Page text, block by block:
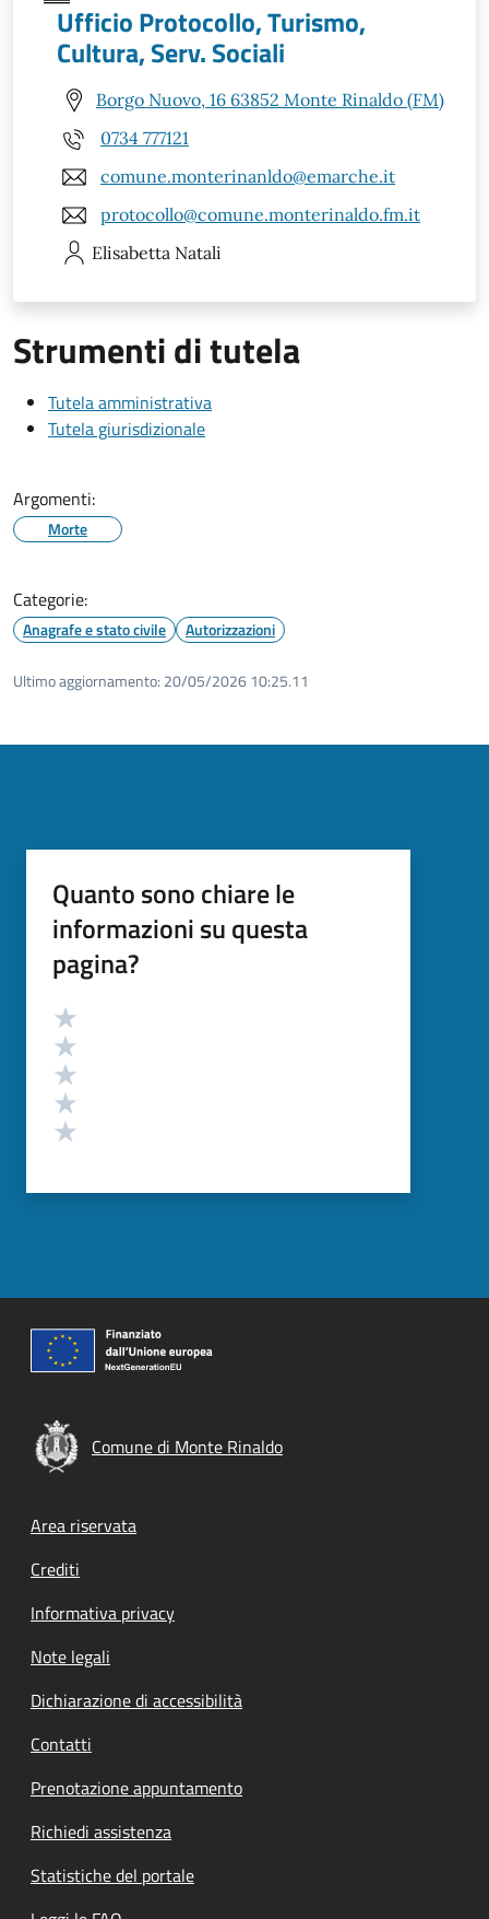
Ufficio Protocollo, Turismo,
Cultura, Serv. Sociali
Borgo Nuovo, 16 63852 Monte Rinaldo (FM)
0734 777121
comune.monterinanldo@emarche.it
protocollo@comune.monterinaldo.fm.it
Elisabetta Natali
Strumenti di tutela
Tutela amministrativa
Tutela giurisdizionale
Argomenti:
Morte
Categorie:
Anagrafe e stato civile Autorizzazioni
Ultimo aggiornamento: 20/05/2026 10:25.11
Quanto sono chiare le
informazioni su questa
pagina?
Valutazione
Comune di Monte Rinaldo
Footer menu
Area riservata
Crediti
Informativa privacy
Note legali
Dichiarazione di accessibilità
Contatti
Prenotazione appuntamento
Richiedi assistenza
Statistiche del portale